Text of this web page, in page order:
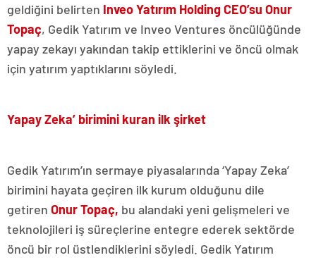
geldiğini belirten Inveo Yatırım Holding CEO’su Onur
Topaç, Gedik Yatırım ve Inveo Ventures öncülüğünde
yapay zekayı yakından takip ettiklerini ve öncü olmak
için yatırım yaptıklarını söyledi.
Yapay Zeka’ birimini kuran ilk şirket
Gedik Yatırım’ın sermaye piyasalarında ‘Yapay Zeka’
birimini hayata geçiren ilk kurum olduğunu dile
getiren Onur Topaç, bu alandaki yeni gelişmeleri ve
teknolojileri iş süreçlerine entegre ederek sektörde
öncü bir rol üstlendiklerini söyledi. Gedik Yatırım